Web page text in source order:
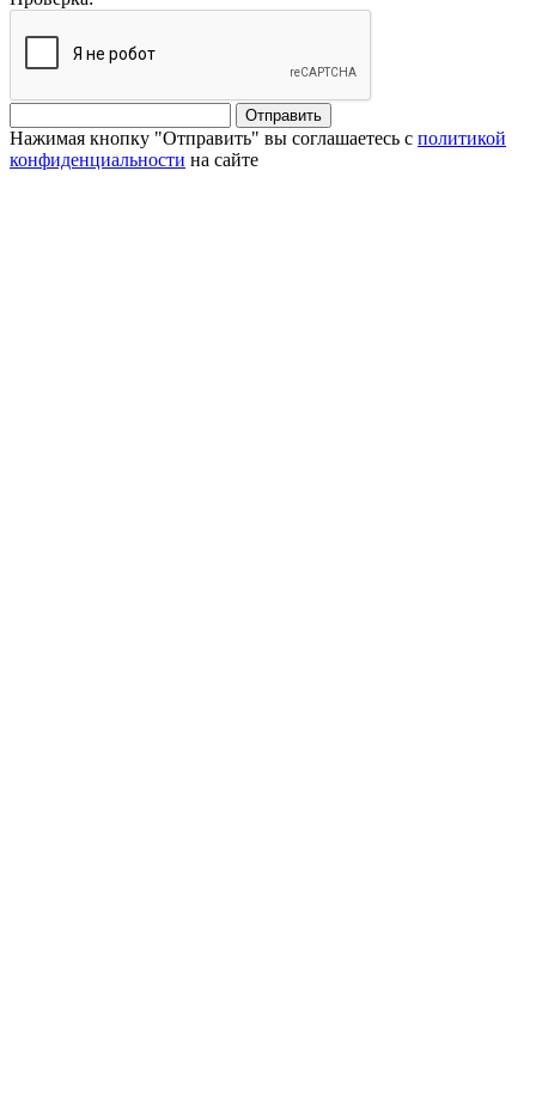
Отправить
Нажимая кнопку "Отправить" вы соглашаетесь с политикой
конфиденциальности на сайте